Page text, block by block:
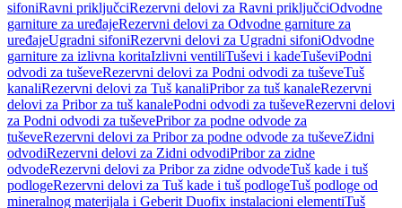
sifoniRavni priključciRezervni delovi za Ravni priključciOdvodne
garniture za uređajeRezervni delovi za Odvodne garniture za
uređajeUgradni sifoniRezervni delovi za Ugradni sifoniOdvodne
garniture za izlivna koritaIzlivni ventiliTuševi i kadeTuševiPodni
odvodi za tuševeRezervni delovi za Podni odvodi za tuševeTuš
kanaliRezervni delovi za Tuš kanaliPribor za tuš kanaleRezervni
delovi za Pribor za tuš kanalePodni odvodi za tuševeRezervni delovi
za Podni odvodi za tuševePribor za podne odvode za
tuševeRezervni delovi za Pribor za podne odvode za tuševeZidni
odvodiRezervni delovi za Zidni odvodiPribor za zidne
odvodeRezervni delovi za Pribor za zidne odvodeTuš kade i tuš
podlogeRezervni delovi za Tuš kade i tuš podlogeTuš podloge od
mineralnog materijala i Geberit Duofix instalacioni elementiTuš